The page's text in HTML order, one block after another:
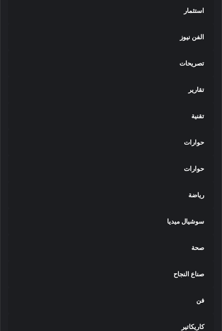
استثمار
الفن نيوز
تصريحات
تقارير
تقنية
حوارات
حوارات
رياضة
سوشيال ميديا
صحة
صناع النجاح
فن
كاريكاتير